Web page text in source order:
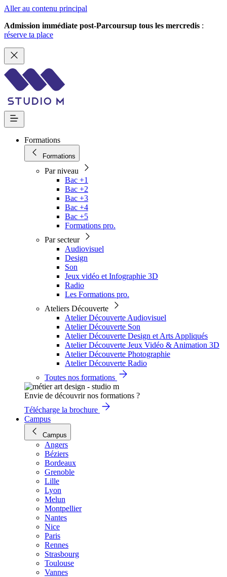
Aller au contenu principal
Admission immédiate post-Parcoursup tous les mercredis :
réserve ta place
Formations
Formations
Par niveau
Bac +1
Bac +2
Bac +3
Bac +4
Bac +5
Formations pro.
Par secteur
Audiovisuel
Design
Son
Jeux vidéo et Infographie 3D
Radio
Les Formations pro.
Ateliers Découverte
Atelier Découverte Audiovisuel
Atelier Découverte Son
Atelier Découverte Design et Arts Appliqués
Atelier Découverte Jeux Vidéo & Animation 3D
Atelier Découverte Photographie
Atelier Découverte Radio
Toutes nos formations
Envie de découvrir nos formations ?
Télécharge la brochure
Campus
Campus
Angers
Béziers
Bordeaux
Grenoble
Lille
Lyon
Melun
Montpellier
Nantes
Nice
Paris
Rennes
Strasbourg
Toulouse
Vannes